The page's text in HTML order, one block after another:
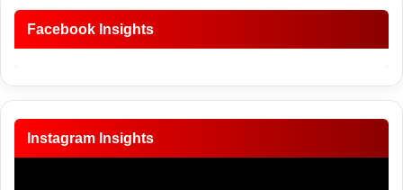
Facebook Insights
Instagram Insights